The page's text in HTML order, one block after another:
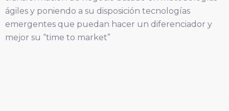
ágiles y poniendo a su disposición tecnologías
emergentes que puedan hacer un diferenciador y
mejor su “time to market”